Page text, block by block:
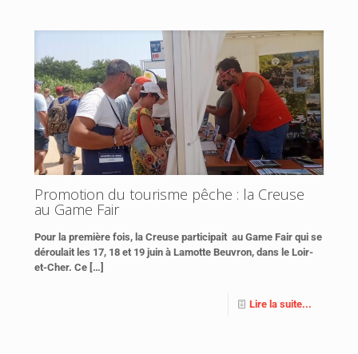
Promotion du tourisme pêche : la Creuse
au Game Fair
Pour la première fois, la Creuse participait au Game Fair qui se
déroulait les 17, 18 et 19 juin à Lamotte Beuvron, dans le Loir-
et-Cher. Ce […]
Lire la suite...